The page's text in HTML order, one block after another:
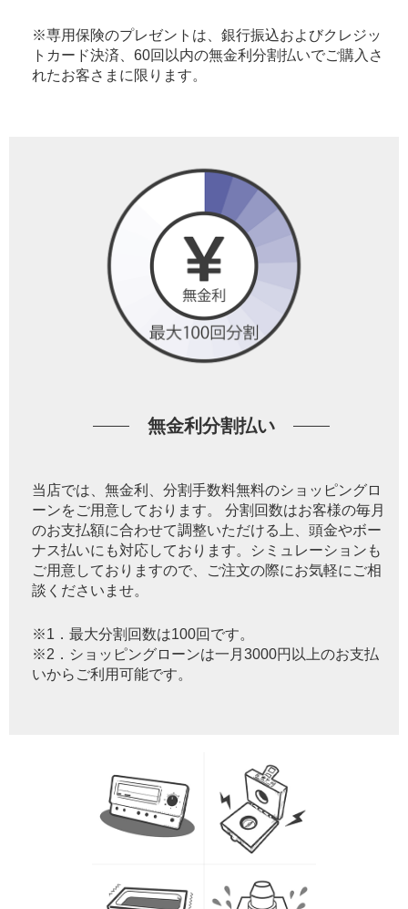
※専用保険のプレゼントは、銀行振込およびクレジッ
トカード決済、60回以内の無金利分割払いでご購入さ
れたお客さまに限ります。
無金利分割払い
当店では、無金利、分割手数料無料のショッピングロ
ーンをご用意しております。 分割回数はお客様の毎月
のお支払額に合わせて調整いただける上、頭金やボー
ナス払いにも対応しております。シミュレーションも
ご用意しておりますので、ご注文の際にお気軽にご相
談くださいませ。
※1．最大分割回数は100回です。
※2．ショッピングローンは一月3000円以上のお支払
いからご利用可能です。